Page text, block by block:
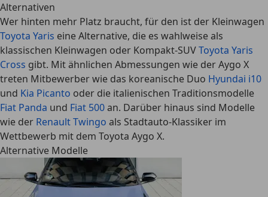
Alternativen
Wer hinten mehr Platz braucht, für den ist der Kleinwagen
Toyota Yaris eine Alternative, die es wahlweise als
klassischen Kleinwagen oder Kompakt-SUVToyota Yaris
Cross gibt. Mit ähnlichen Abmessungen wie der Aygo X
treten Mitbewerber wie das koreanische Duo Hyundai i10
und Kia Picanto oder die italienischen Traditionsmodelle
Fiat Panda und Fiat 500an. Darüber hinaus sind Modelle
wie der Renault Twingo als Stadtauto-Klassiker im
Wettbewerb mit dem Toyota Aygo X.
Alternative Modelle